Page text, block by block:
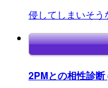
侵してしまいそ
2PMとの相性診断